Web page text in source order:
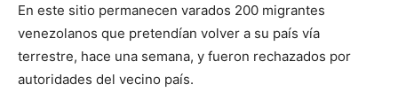
En este sitio permanecen varados 200 migrantes
venezolanos que pretendían volver a su país vía
terrestre, hace una semana, y fueron rechazados por
autoridades del vecino país.